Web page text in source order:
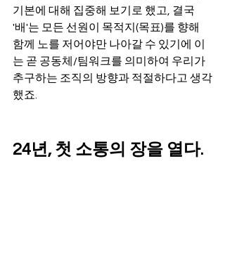
기본에 대해 집중해 보기로 했고, 결국
'배'는 모든 선원이 목적지(목표)를 향해
함께 노를 저어야만 나아갈 수 있기에 이
는 곧 공동체/팀워크를 의미하여 우리가
추구하는 조직의 방향과 적절하다고 생각
했죠.
24년, 첫 소통의 장을 열다.